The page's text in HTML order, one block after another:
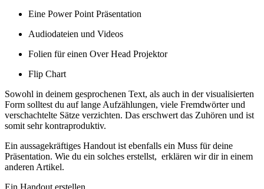
Eine Power Point Präsentation
Audiodateien und Videos
Folien für einen Over Head Projektor
Flip Chart
Sowohl in deinem gesprochenen Text, als auch in der visualisierten
Form solltest du auf lange Aufzählungen, viele Fremdwörter und
verschachtelte Sätze verzichten. Das erschwert das Zuhören und ist
somit sehr kontraproduktiv.
Ein aussagekräftiges Handout ist ebenfalls ein Muss für deine
Präsentation. Wie du ein solches erstellst, erklären wir dir in einem
anderen Artikel.